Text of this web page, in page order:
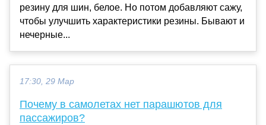
резину для шин, белое. Но потом добавляют сажу,
чтобы улучшить характеристики резины. Бывают и
нечерные...
17:30, 29 Мар
Почему в самолетах нет парашютов для
пассажиров?